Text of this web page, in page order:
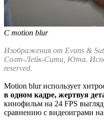
C motion blur
Изображения от Evans &
Солт-Лейк-Сити, Юта.
reserved.
Motion blur использует
в одном кадре, жертвуя
кинофильм на 24 FPS
сравнению с видеоиграми